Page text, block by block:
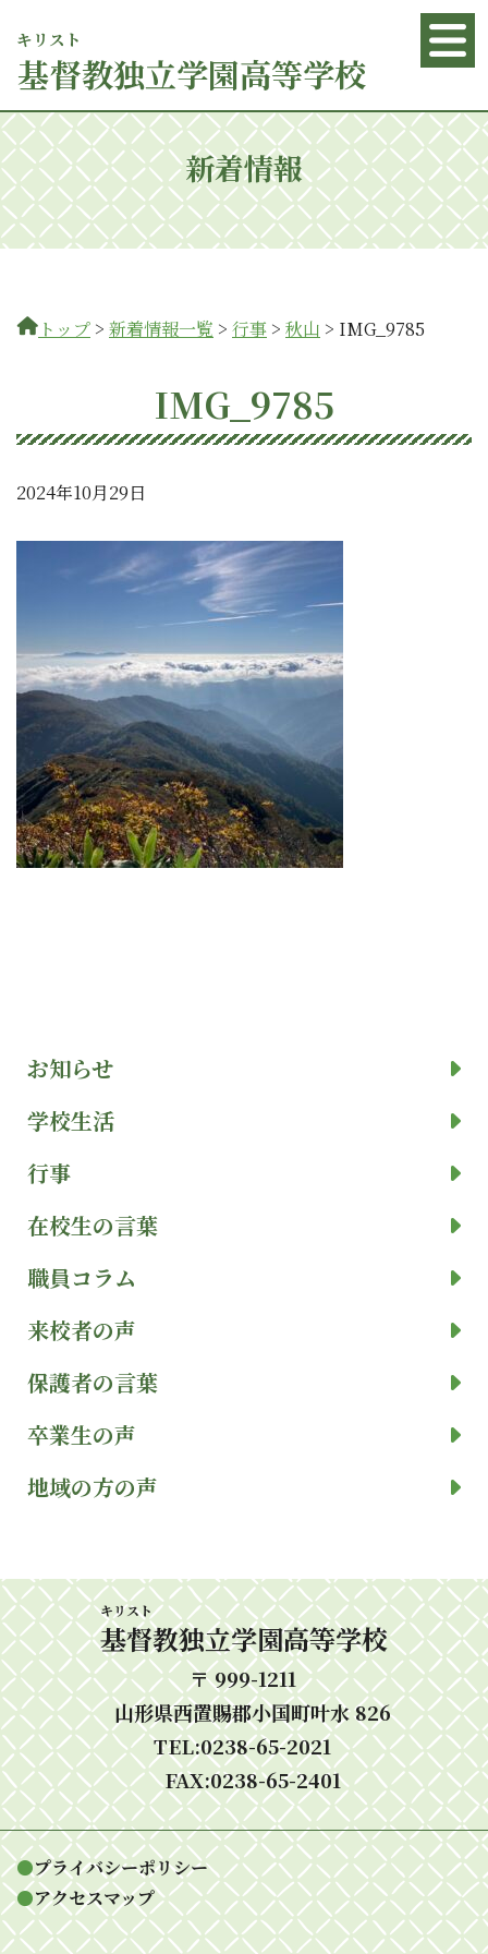
基督
キリスト
教独立学園高等学校
新着情報
お知らせ
学校生活
行事
在校生の言葉
職員コラム
来校者の声
保護者の言葉
卒業生の声
地域の方の声
トップ > 新着情報一覧 > 行事 > 秋山 > IMG_9785
IMG_9785
2024年10月29日
基督
キリスト
教独立学園高等学校
〒 999-1211
山形県西置賜郡小国町叶水 826
TEL:0238-65-2021
FAX:0238-65-2401
●プライバシーポリシー
●アクセスマップ